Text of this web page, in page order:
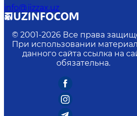
info@jizzax.uz
© 2001-2026 Все права
При использовании
данного сайта ссылка на
обязательна.